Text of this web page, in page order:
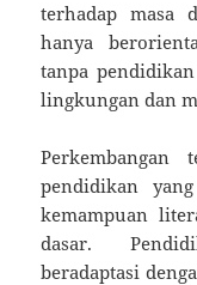
terhadap masa
hanya
tanpa
lingkungan dan
pendidikan
kemampuan
dasar.
beradaptasi